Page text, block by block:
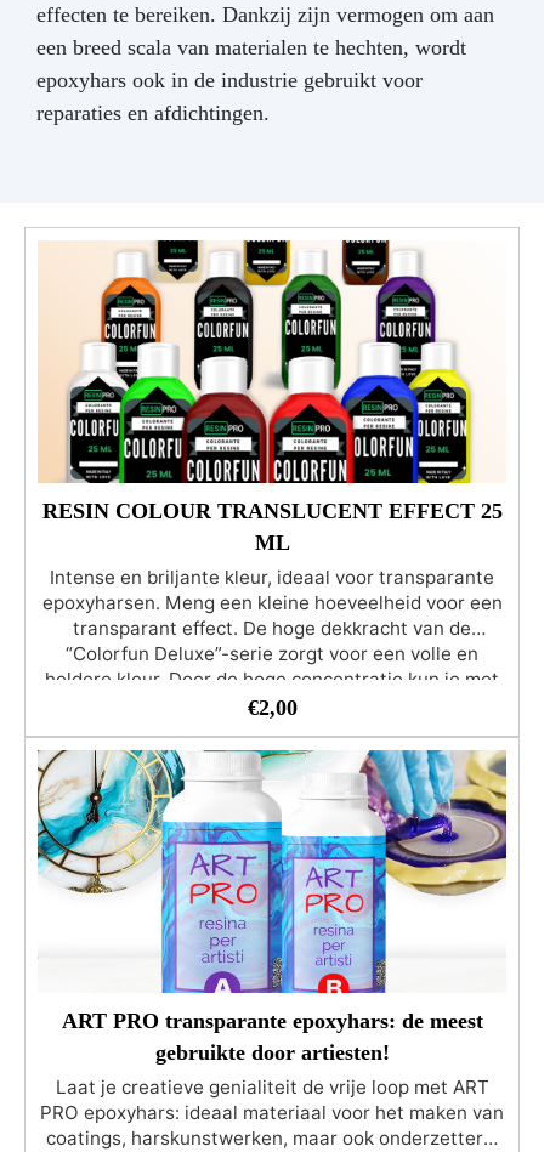
effecten te bereiken. Dankzij zijn vermogen om aan
een breed scala van materialen te hechten, wordt
epoxyhars ook in de industrie gebruikt voor
reparaties en afdichtingen.
RESIN COLOUR TRANSLUCENT EFFECT 25
ML
Intense en briljante kleur, ideaal voor transparante
epoxyharsen. Meng een kleine hoeveelheid voor een
transparant effect. De hoge dekkracht van de
“Colorfun Deluxe”-serie zorgt voor een volle en
heldere kleur. Door de hoge concentratie kun je met
slechts een paar druppels een dekkende kleur
krijgen. Geschikt om de producten van de RESIN
PRO-serie te kleuren. Het aanbevolen percentage
kleurpigment ten opzichte van de totale hoeveelheid
hars varieert van 1% (transparant effect) tot 5%
(voor intense en dekkende kleuren). Gebruik niet
meer dan 5% kleurstof van de totale harsmassa!
Dierproefvrij, Veganistisch Vriendelijk
€2,00
ART PRO transparante epoxyhars: de meest
gebruikte door artiesten!
Laat je creatieve genialiteit de vrije loop met ART
PRO epoxyhars: ideaal materiaal voor het maken van
coatings, harskunstwerken, maar ook onderzetters,